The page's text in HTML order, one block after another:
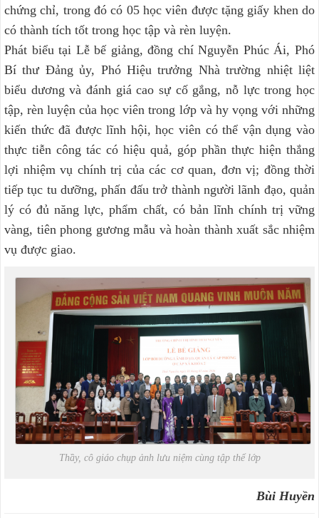
chứng chỉ, trong đó có 05 học viên được tặng giấy khen do
có thành tích tốt trong học tập và rèn luyện.
Phát biểu tại Lễ bế giảng, đồng chí Nguyễn Phúc Ái, Phó
Bí thư Đảng ủy, Phó Hiệu trưởng Nhà trường nhiệt liệt
biểu dương và đánh giá cao sự cố gắng, nỗ lực trong học
tập, rèn luyện của học viên trong lớp và hy vọng với những
kiến thức đã được lĩnh hội, học viên có thể vận dụng vào
thực tiễn công tác có hiệu quả, góp phần thực hiện thắng
lợi nhiệm vụ chính trị của các cơ quan, đơn vị; đồng thời
tiếp tục tu dưỡng, phấn đấu trở thành người lãnh đạo, quản
lý có đủ năng lực, phẩm chất, có bản lĩnh chính trị vững
vàng, tiên phong gương mẫu và hoàn thành xuất sắc nhiệm
vụ được giao.
Thầy, cô giáo chụp ảnh lưu niệm cùng tập thể lớp
Bùi Huyền